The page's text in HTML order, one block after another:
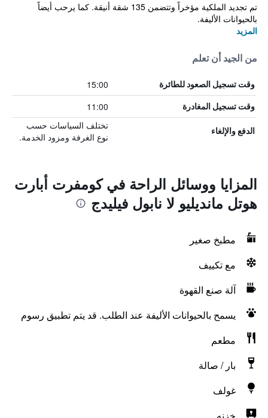
تم تجديد الملكية مؤخراً وتتضمن 135 شقة أنيقة. كما يرحب أيضاً
بالحيوانات الأليفة.
المزيد
من الجيد أن تعلم
وقت تسجيل الصعود للطائرة 15:00
وقت تسجيل المغادرة 11:00
الدفع والإلغاء
تختلف السياسات حسب
نوع الغرفة ومزود الخدمة.
المزايا ووسائل الراحة في كومفرت أبارت
هوتل مانديليو لا نابول فيليدج
مطبخ صغير
مع تكييف
آلة صنع القهوة
يسمح بالحيوانات الأليفة عند الطلب. قد يتم تطبيق رسوم
مطعم
بار / صالة
غولف